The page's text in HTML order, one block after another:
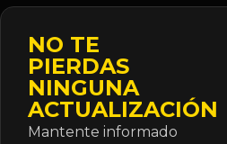
NO TE
PIERDAS
NINGUNA
ACTUALIZACIÓN
Mantente informado